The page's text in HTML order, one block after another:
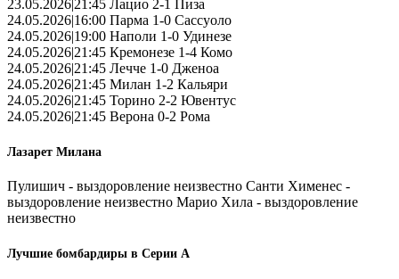
23.05.2026|21:45 Лацио 2-1 Пиза
24.05.2026|16:00 Парма 1-0 Сассуоло
24.05.2026|19:00 Наполи 1-0 Удинезе
24.05.2026|21:45 Кремонезе 1-4 Комо
24.05.2026|21:45 Лечче 1-0 Дженоа
24.05.2026|21:45 Милан 1-2 Кальяри
24.05.2026|21:45 Торино 2-2 Ювентус
24.05.2026|21:45 Верона 0-2 Рома
Лазарет Милана
Пулишич - выздоровление неизвестно Санти Хименес -
выздоровление неизвестно Марио Хила - выздоровление
неизвестно
Лучшие бомбардиры в Серии А